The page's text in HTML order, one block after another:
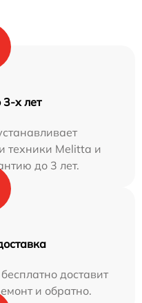
3-х лет
техники Melitta и
до 3 лет.
доставит
и обратно.